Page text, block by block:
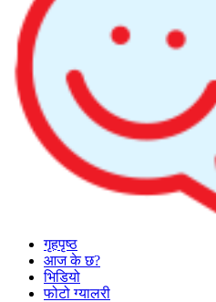
गृहपृष्ठ
आज के छ?
भिडियो
फोटो ग्यालरी